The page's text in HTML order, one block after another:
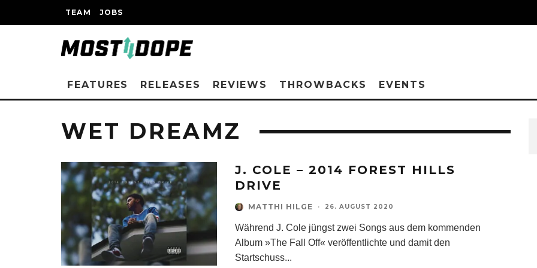
TEAM JOBS
FEATURES RELEASES REVIEWS THROWBACKS EVENTS
WET DREAMZ
J. COLE – 2014 FOREST HILLS
DRIVE
MATTHI HILGE · 26. AUGUST 2020
Während J. Cole jüngst zwei Songs aus dem kommenden
Album »The Fall Off« veröffentlichte und damit den
Startschuss...